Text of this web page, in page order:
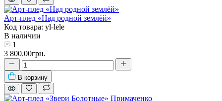
Арт-плед «Над родной землёй»
Код товара: yl-lele
В наличии
1
3 800.00грн.
В корзину